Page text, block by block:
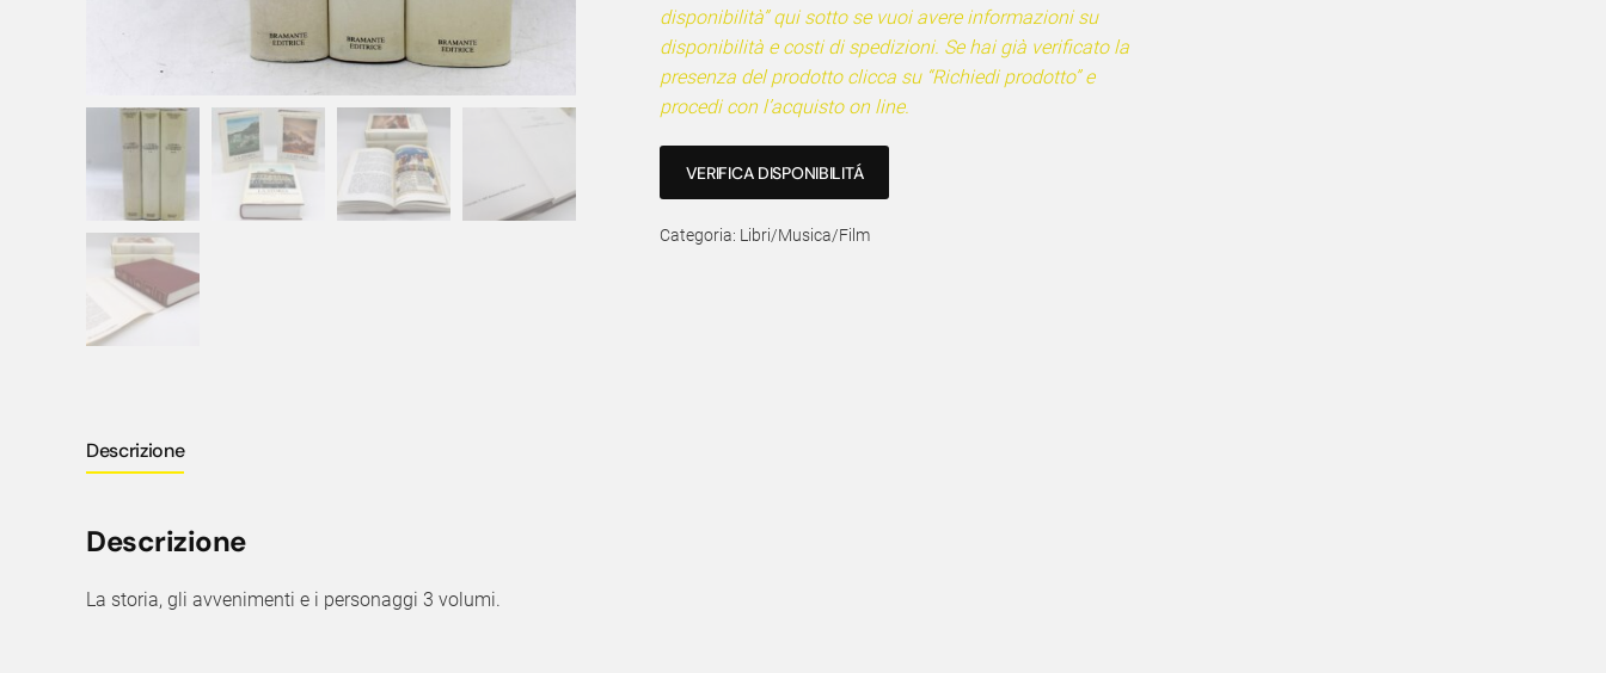
disponibilità” qui sotto se vuoi avere informazioni su
disponibilità e costi di spedizioni. Se hai già verificato la
presenza del prodotto clicca su “Richiedi prodotto” e
procedi con l’acquisto on line.
VERIFICA DISPONIBILITÁ
Categoria: Libri/Musica/Film
Descrizione
Descrizione
La storia, gli avvenimenti e i personaggi 3 volumi.